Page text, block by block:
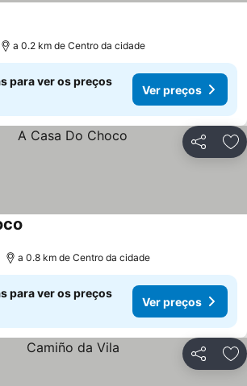
a 0.2 km de Centro da cidade
para ver os preços
Ver preços
Partilhar
a 0.8 km de Centro da cidade
para ver os preços
Ver preços
Partilhar